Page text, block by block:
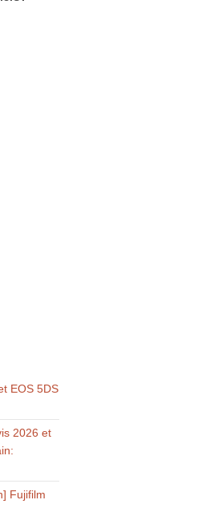
EOS 5DS
2026 et
Fujifilm